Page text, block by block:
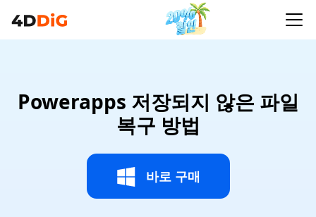
Powerapps 저장되지 않은 파일
복구 방법
바로 구매